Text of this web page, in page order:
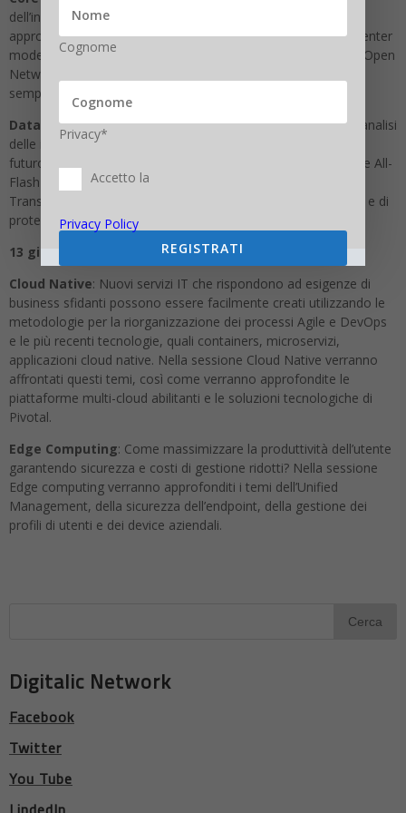
dell’innovazione aziendale: la sessione Core Infrastructure
approfondisce tutte le tecnologie che caratterizzano il datacenter
moderno, come piattaforme convergenti e server modulari, Open
Networking, Ready Solutions for Business Application per
semplificare e innovare il business.
Data Storage: Per sfruttare vantaggiosamente Big Data e analisi
delle informazioni servono soluzioni Future-Proof, a prova di
futuro. La sessione Data Storage approfondisce le tecnologie All-
Flash and Hybrid, NVMe, SCM in funzione della Digital
Transformation e delle moderne architetture Object Storage e di
protezione dei dati.
13 giugno dalle ore 10.00
Cloud Native: Nuovi servizi IT che rispondono ad esigenze di
business sfidanti possono essere facilmente creati utilizzando le
metodologie per la riorganizzazione dei processi Agile e DevOps
e le più recenti tecnologie, quali containers, microservizi,
applicazioni cloud native. Nella sessione Cloud Native verranno
affrontati questi temi, così come verranno approfondite le
piattaforme multi-cloud abilitanti e le soluzioni tecnologiche di
Pivotal.
Edge Computing: Come massimizzare la produttività dell’utente
garantendo sicurezza e costi di gestione ridotti? Nella sessione
Edge computing verranno approfonditi i temi dell’Unified
Management, della sicurezza dell’endpoint, della gestione dei
profili di utenti e dei device aziendali.
Digitalic Network
Facebook
Twitter
You Tube
Cognome
Privacy*
Accetto la
Privacy Policy
REGISTRATI